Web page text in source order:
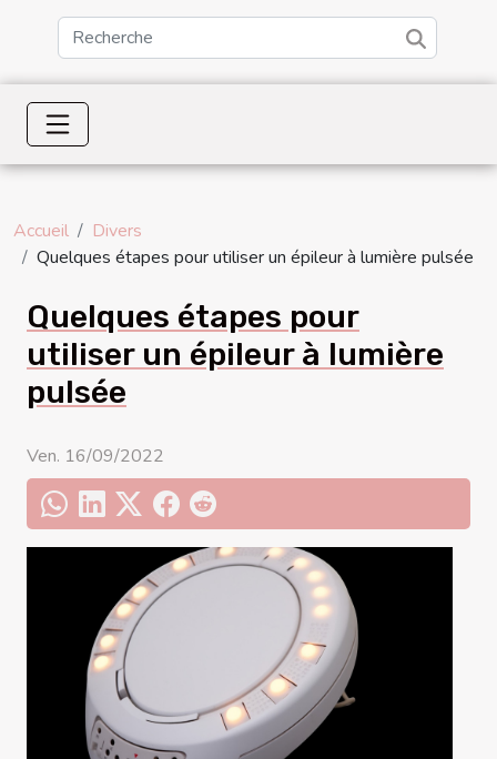
Accueil
Divers
Quelques étapes pour utiliser un épileur à lumière pulsée
Quelques étapes pour
utiliser un épileur à lumière
pulsée
Ven. 16/09/2022